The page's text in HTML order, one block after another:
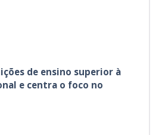
de ensino superior à
e centra o foco no